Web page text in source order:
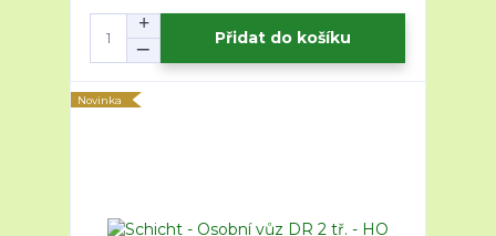
Přidat do košíku
Novinka